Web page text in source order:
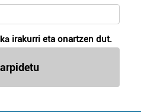
irakurri eta onartzen dut.